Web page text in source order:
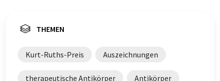
THEMEN
Kurt-Ruths-Preis Auszeichnungen
therapeutische Antikörper Antikörper